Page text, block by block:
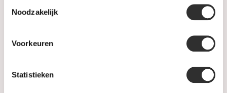
Noodzakelijk
Voorkeuren
Statistieken
Maatwerk